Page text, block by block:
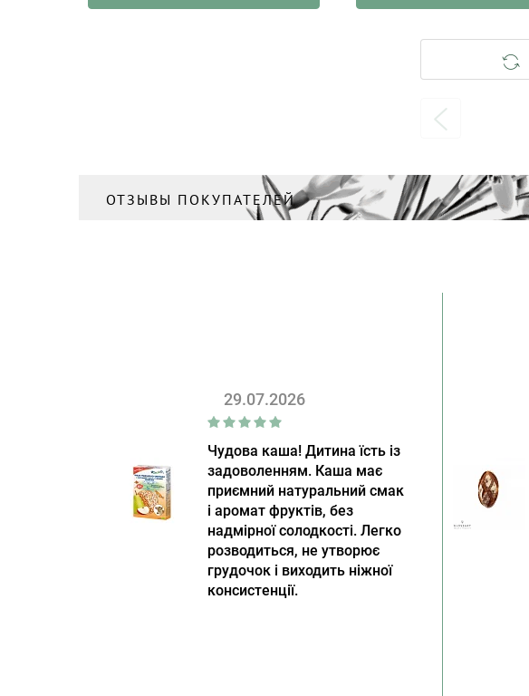
ОТЗЫВЫ ПОКУПАТЕЛЕЙ
29.07.2026
Чудова каша! Дитина їсть із
задоволенням. Каша має
приємний натуральний смак
і аромат фруктів, без
надмірної солодкості. Легко
розводиться, не утворює
грудочок і виходить ніжної
консистенції.